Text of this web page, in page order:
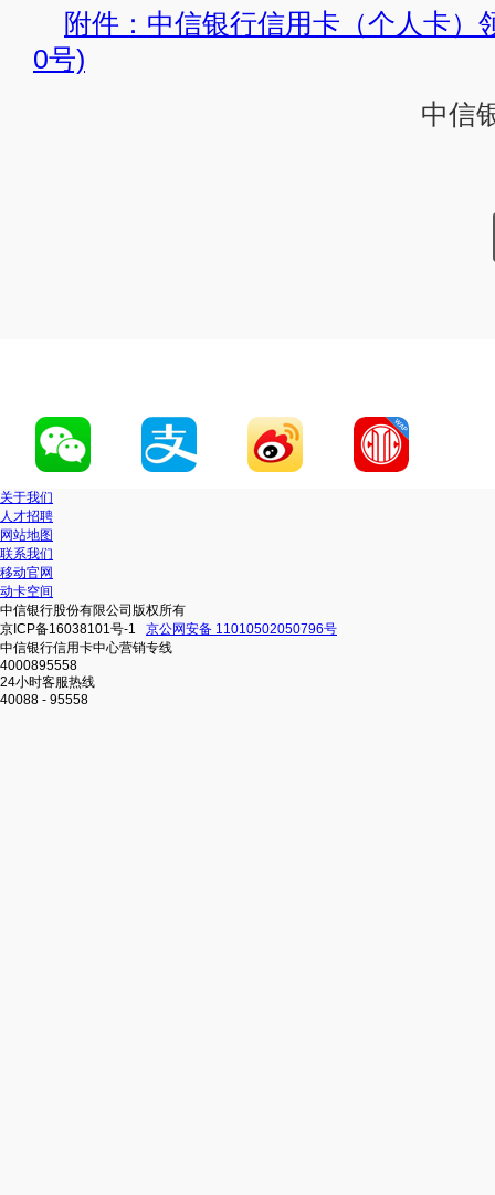
附件：中信银行信用卡（个人卡）
0号)
中信
关于我们
人才招聘
网站地图
联系我们
移动官网
动卡空间
中信银行股份有限公司版权所有
京ICP备16038101号-1
京公网安备 11010502050796号
中信银行信用卡中心营销专线
4000895558
24小时客服热线
40088 - 95558